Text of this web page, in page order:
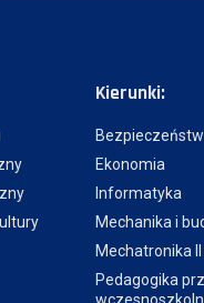
Kierunki:
Ekonomia
Informatyka
Mechanika i
Mechatronika
Pedagogika